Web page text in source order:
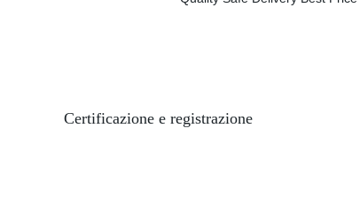
Certificazione e registrazione